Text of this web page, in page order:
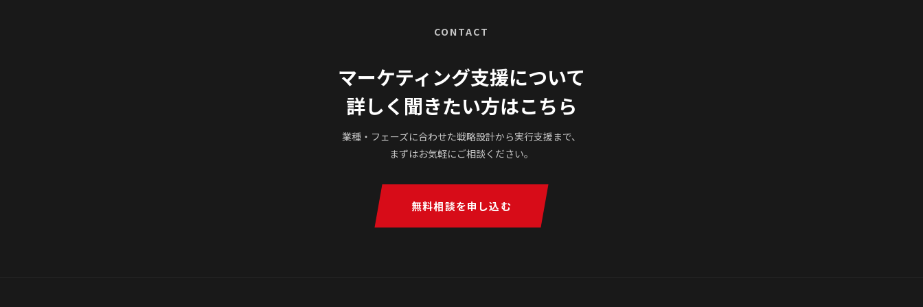
CONTACT
マーケティング支援について
詳しく聞きたい方はこちら
業種・フェーズに合わせた戦略設計から実行支援まで、
まずはお気軽にご相談ください。
無料相談を申し込む